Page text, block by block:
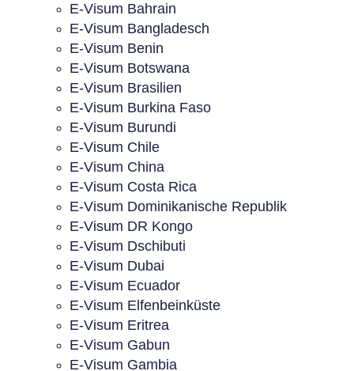
E-Visum Bahrain
E-Visum Bangladesch
E-Visum Benin
E-Visum Botswana
E-Visum Brasilien
E-Visum Burkina Faso
E-Visum Burundi
E-Visum Chile
E-Visum China
E-Visum Costa Rica
E-Visum Dominikanische Republik
E-Visum DR Kongo
E-Visum Dschibuti
E-Visum Dubai
E-Visum Ecuador
E-Visum Elfenbeinküste
E-Visum Eritrea
E-Visum Gabun
E-Visum Gambia